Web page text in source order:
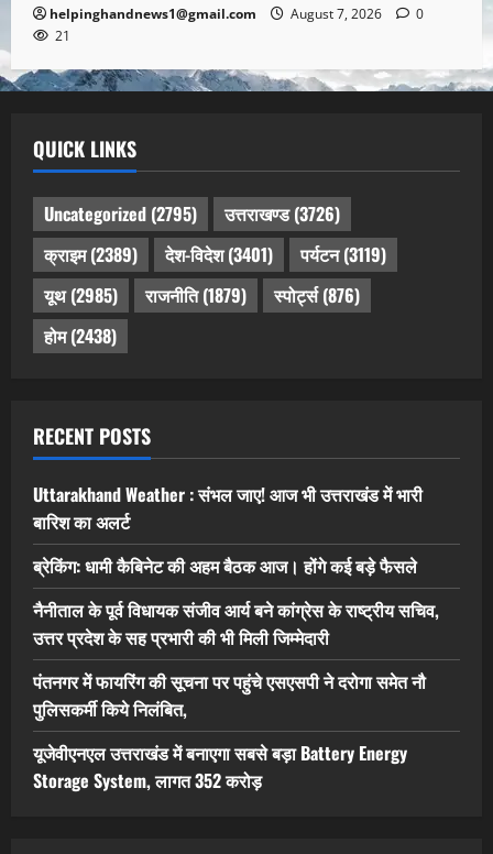
helpinghandnews1@gmail.com August 7, 2026
0
21
QUICK LINKS
Uncategorized (2795) उत्तराखण्ड(3726)
क्राइम(2389) देश-विदेश(3401) पर्यटन(3119)
यूथ(2985) राजनीति(1879) स्पोर्ट्स(876)
होम(2438)
RECENT POSTS
Uttarakhand Weather : संभल जाए! आज भी उत्तराखंड में भारी
बारिश का अलर्ट
ब्रेकिंग: धामी कैबिनेट की अहम बैठक आज। होंगे कई बड़े फैसले
नैनीताल के पूर्व विधायक संजीव आर्य बने कांग्रेस के राष्ट्रीय सचिव,
उत्तर प्रदेश के सह प्रभारी की भी मिली जिम्मेदारी
पंतनगर में फायरिंग की सूचना पर पहुंचे एसएसपी ने दरोगा समेत नौ
पुलिसकर्मी किये निलंबित,
यूजेवीएनएल उत्तराखंड में बनाएगा सबसे बड़ा Battery Energy
Storage System, लागत 352 करोड़